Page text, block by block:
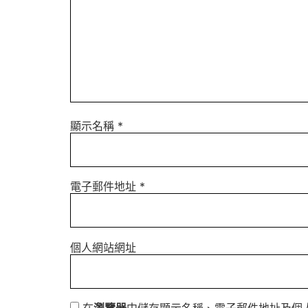
顯示名稱 *
電子郵件地址 *
個人網站網址